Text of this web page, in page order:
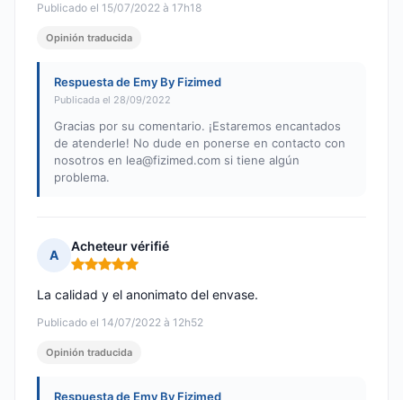
Publicado el 15/07/2022 à 17h18
Opinión traducida
Respuesta de Emy By Fizimed
Publicada el 28/09/2022
Gracias por su comentario. ¡Estaremos encantados
de atenderle! No dude en ponerse en contacto con
nosotros en lea@fizimed.com si tiene algún
problema.
A
Acheteur vérifié
Nota: 5 de 5
Publicado el 14/07/2022 à 12h52
La calidad y el anonimato del envase.
Opinión traducida
Respuesta de Emy By Fizimed